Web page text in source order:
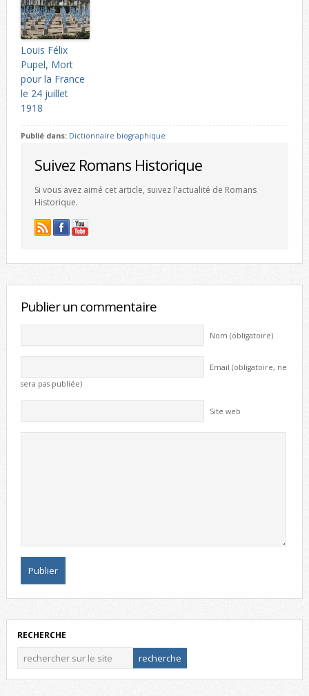
Louis Félix
Pupel, Mort
pour la France
le 24 juillet
1918
Publié dans: Dictionnaire biographique
Suivez Romans Historique
Si vous avez aimé cet article, suivez l'actualité de Romans
Historique.
Publier un commentaire
Nom (obligatoire)
Email (obligatoire, ne
sera pas publiée)
Site web
RECHERCHE